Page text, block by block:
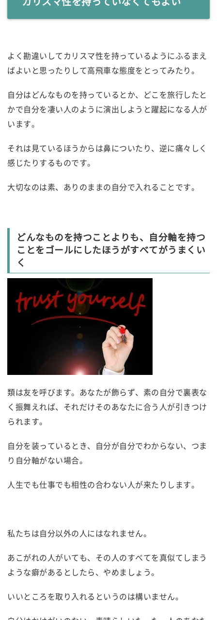
よく勘違いしてカリスマ性を持っているようにふるまえ
ばよいと思ったりして高飛車な態度をとってみたり。
自分はどんなものを持っているとか、どこを旅行したと
かで自分を凄い人のように演出しようと躍起になる人が
います。
それは見ているほうからは鼻についたり、逆に痛々しく
感じたりするものです。
大切なのは素、ありのままの自分で入れることです。
どんなものを持つことよりも、自分軸を持つ
ことをゴールにしたほうがすべてがうまくい
く
類は友を呼びます。あなたが飾らず、素の自分で裏表な
く振舞えれば、それだけそのあなたに合う人が引きつけ
られます。
自分を装っているとき、自分が自分でわからない、つま
り自分軸がない場合。
人生でも仕事でも相性の合わない人が来たりします。
私たちは自分以外の人にはなれません。
あこがれの人がいても、その人のすべてを真似てしまう
ような癖があるとしたら、やめましょう。
いいところを取り入れるというのは構いません。